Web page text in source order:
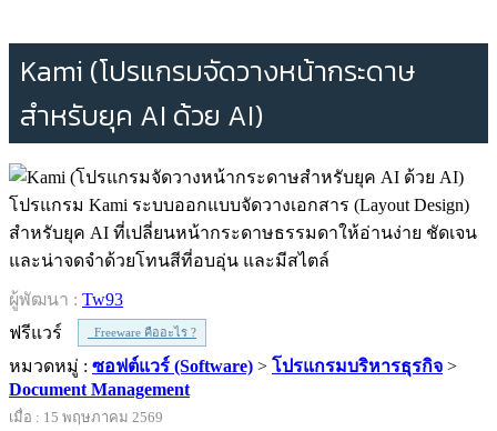
Kami (โปรแกรมจัดวางหน้ากระดาษ
สำหรับยุค AI ด้วย AI)
โปรแกรม Kami ระบบออกแบบจัดวางเอกสาร (Layout Design)
สำหรับยุค AI ที่เปลี่ยนหน้ากระดาษธรรมดาให้อ่านง่าย ชัดเจน
และน่าจดจำด้วยโทนสีที่อบอุ่น และมีสไตล์
ผู้พัฒนา : Tw93
ฟรีแวร์
Freeware คืออะไร ?
หมวดหมู่ : ซอฟต์แวร์ (Software) > โปรแกรมบริหารธุรกิจ >
Document Management
เมื่อ : 15 พฤษภาคม 2569